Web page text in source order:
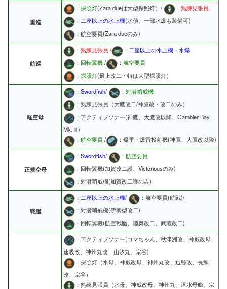
重巡
： 探照灯(Zara dueは大型探照灯）/ ： 熟練見張員
： 二座以上の水上機(水偵、一部水爆も装備可)
：航空要員(Zara dueのみ)
航巡
： 熟練見張員 / ： 二座以上の水上機・水爆
： 回転翼機/ ： 航空要員
： 探照灯(最上改二・特は大型探照灯）
軽空母
： Swordfish/ ： 対潜哨戒機
：熟練見張員（大鷹改二/神鷹改・改二のみ）
：アクティブソナー(神鷹、大鷹改以降、Gambier Bay
Mk.Ⅱ)
： 航空要員 / ：爆雷・爆雷投射機(神鷹、大鷹改以降)
正規空母
： Swordfish/ ： 航空要員
：回転翼機(加賀改二護、Victoriousのみ)
：対潜哨戒機(加賀改二護のみ)
戦艦
： 二座以上の水上機/
：航空要員(航戦)/
：対潜哨戒機(伊勢型改二)
：回転翼機(航空戦艦、陸奥改二、武蔵改二)
：アクティブソナー(コマちゃん、秋津洲改、神威改母、
速吸改、神州丸改、山汐丸、宗谷)
：探照灯（水母、神威改母、神州丸改、迅鯨改、長鯨
改、宗谷）
：熟練見張員（水母、神威改母、神州丸、潜水母艦、宗